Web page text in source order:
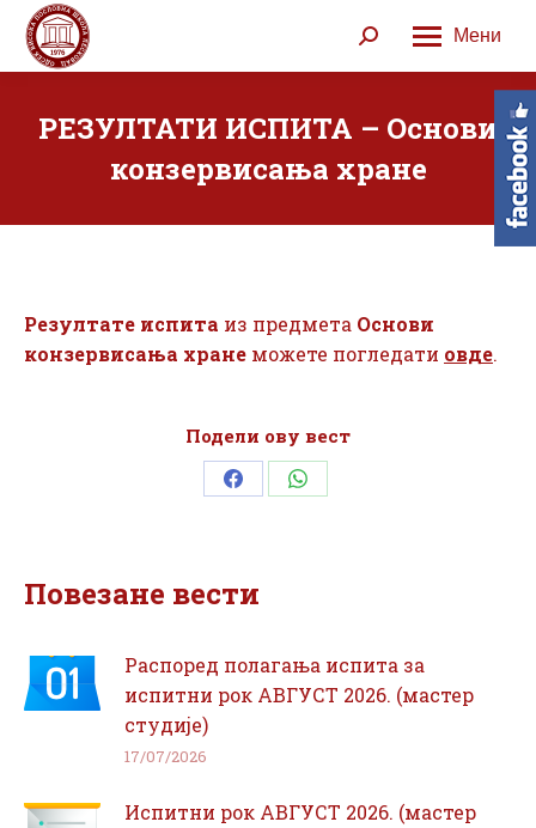
Мени
Search:
РЕЗУЛТАТИ ИСПИТА – Основи
конзервисања хране
Резултате испита из предмета Основи
конзервисања хране можете погледати овде.
Подели ову вест
Share Share
Повезане вести
Распоред полагања испита за
испитни рок АВГУСТ 2026. (мастер
студије)
17/07/2026
Испитни рок АВГУСТ 2026. (мастер